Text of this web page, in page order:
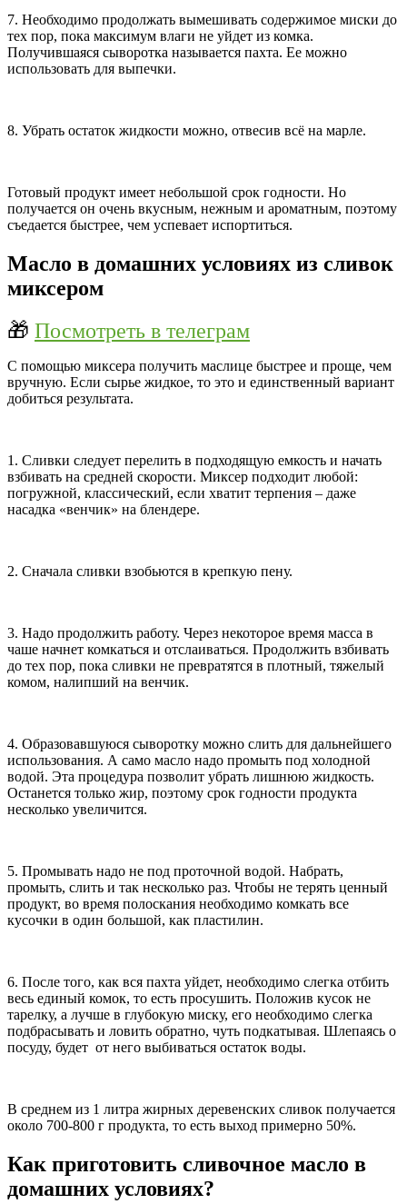
7. Необходимо продолжать вымешивать содержимое миски до
тех пор, пока максимум влаги не уйдет из комка.
Получившаяся сыворотка называется пахта. Ее можно
использовать для выпечки.
8. Убрать остаток жидкости можно, отвесив всё на марле.
Готовый продукт имеет небольшой срок годности. Но
получается он очень вкусным, нежным и ароматным, поэтому
съедается быстрее, чем успевает испортиться.
Масло в домашних условиях из сливок
миксером
🎁 Посмотреть в телеграм
С помощью миксера получить маслице быстрее и проще, чем
вручную. Если сырье жидкое, то это и единственный вариант
добиться результата.
1. Сливки следует перелить в подходящую емкость и начать
взбивать на средней скорости. Миксер подходит любой:
погружной, классический, если хватит терпения – даже
насадка «венчик» на блендере.
2. Сначала сливки взобьются в крепкую пену.
3. Надо продолжить работу. Через некоторое время масса в
чаше начнет комкаться и отслаиваться. Продолжить взбивать
до тех пор, пока сливки не превратятся в плотный, тяжелый
комом, налипший на венчик.
4. Образовавшуюся сыворотку можно слить для дальнейшего
использования. А само масло надо промыть под холодной
водой. Эта процедура позволит убрать лишнюю жидкость.
Останется только жир, поэтому срок годности продукта
несколько увеличится.
5. Промывать надо не под проточной водой. Набрать,
промыть, слить и так несколько раз. Чтобы не терять ценный
продукт, во время полоскания необходимо комкать все
кусочки в один большой, как пластилин.
6. После того, как вся пахта уйдет, необходимо слегка отбить
весь единый комок, то есть просушить. Положив кусок не
тарелку, а лучше в глубокую миску, его необходимо слегка
подбрасывать и ловить обратно, чуть подкатывая. Шлепаясь о
посуду, будет от него выбиваться остаток воды.
В среднем из 1 литра жирных деревенских сливок получается
около 700-800 г продукта, то есть выход примерно 50%.
Как приготовить сливочное масло в
домашних условиях?